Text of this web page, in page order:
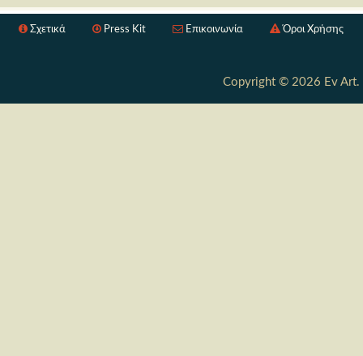
Σχετικά Press Kit Επικοινωνία Όροι Χρήσης
Copyright © 2026 Ev Art.